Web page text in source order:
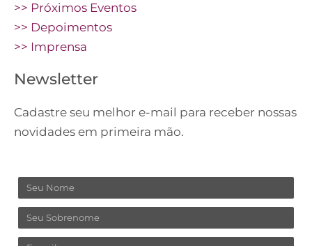
>> Próximos Eventos
>> Depoimentos
>> Imprensa
Newsletter
Cadastre seu melhor e-mail para receber nossas
novidades em primeira mão.
Nome
Sobrenome